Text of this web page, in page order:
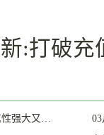
:打破
性强大又…